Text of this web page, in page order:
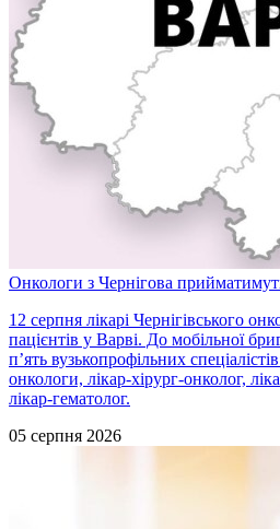
Онкологи з Чернігова
12 серпня лікарі Чернігівського
пацієнтів у Варві. До мобільної
п’ять вузькопрофільних
онкологи, лікар-хірург-онколог,
лікар-гематолог.
05 серпня 2026